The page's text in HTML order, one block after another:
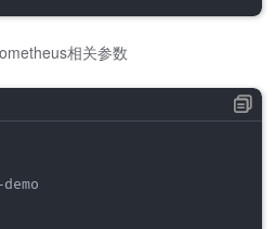
相关参数
demo